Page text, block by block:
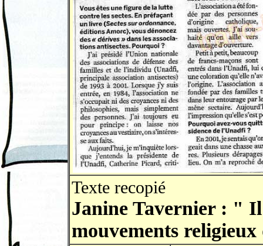
Texte recopié
Janine Tavernier : "
mouvements religieux